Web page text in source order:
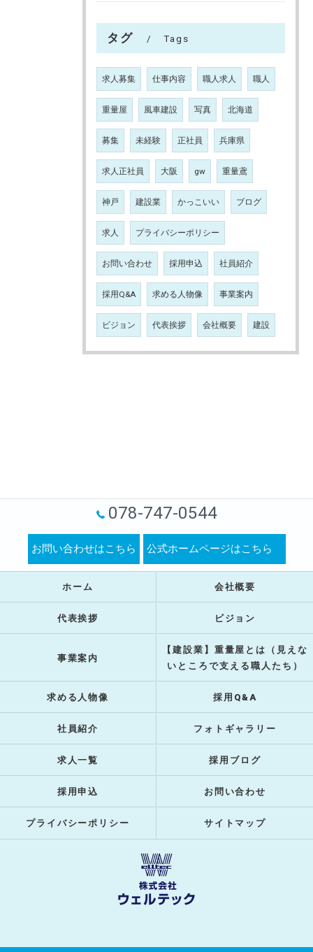
タグ Tags
求人募集 仕事内容 職人求人 職人
重量屋 風車建設 写真 北海道
募集 未経験 正社員 兵庫県
求人正社員 大阪 gw 重量鳶
神戸 建設業 かっこいい ブログ
求人 プライバシーポリシー
お問い合わせ 採用申込 社員紹介
採用Q&A 求める人物像 事業案内
ビジョン 代表挨拶 会社概要 建設
078-747-0544
お問い合わせはこちら 公式ホームページはこちら
ホーム 会社概要
代表挨拶 ビジョン
事業案内
【建設業】重量屋とは（見えな
いところで支える職人たち）
求める人物像 採用Q&A
社員紹介 フォトギャラリー
求人一覧 採用ブログ
採用申込 お問い合わせ
プライバシーポリシー サイトマップ